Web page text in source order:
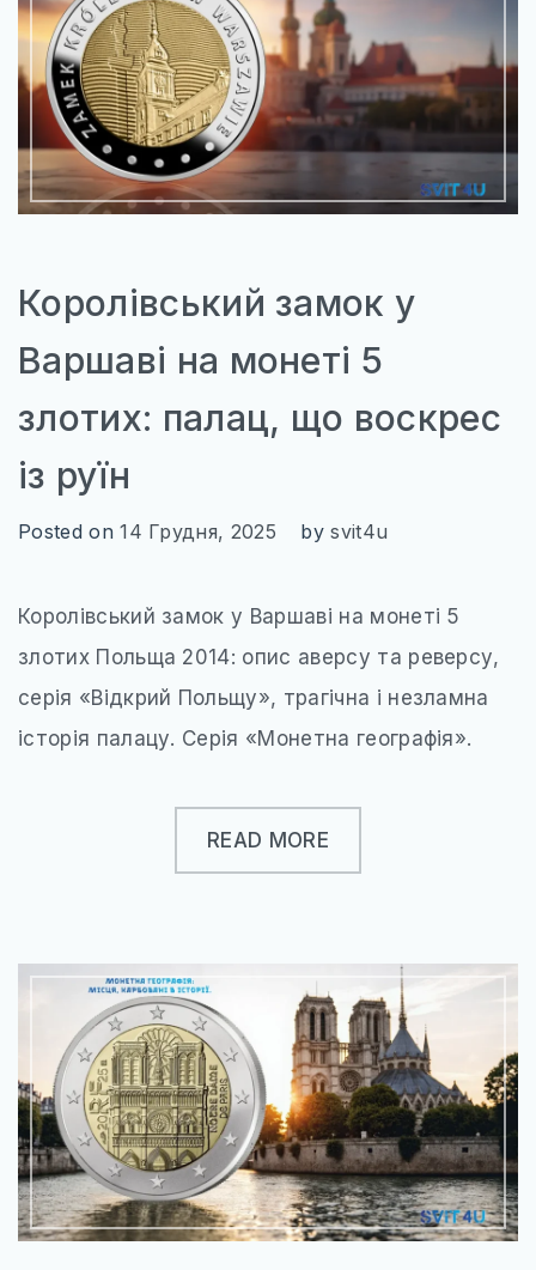
Королівський замок у
Варшаві на монеті 5
злотих: палац, що воскрес
із руїн
Posted on14 Грудня, 2025 bysvit4u
Королівський замок у Варшаві на монеті 5
злотих Польща 2014: опис аверсу та реверсу,
серія «Відкрий Польщу», трагічна і незламна
історія палацу. Серія «Монетна географія».
READ MORE